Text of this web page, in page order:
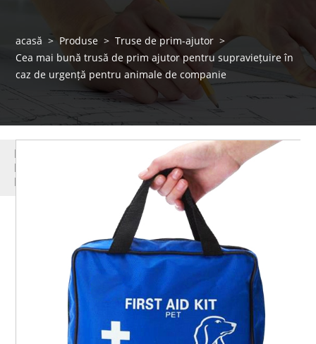
acasă > Produse > Truse de prim-ajutor >
Cea mai bună trusă de prim ajutor pentru supraviețuire în
caz de urgență pentru animale de companie
MAI
MULTE
PRODUSE